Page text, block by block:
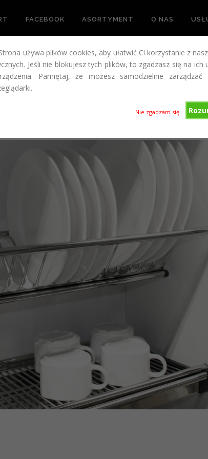
używa plików cookies, aby ułatwić Ci korzystanie z
Jeśli nie blokujesz tych plików, to zgadzasz się na ich
Pamiętaj, że możesz samodzielnie zarządzać
Nie zgadzam się
FACEBOOK ASORTYMENT O NAS
JUŻ DOSTĘPNA W NASZEJ HURTOWNI